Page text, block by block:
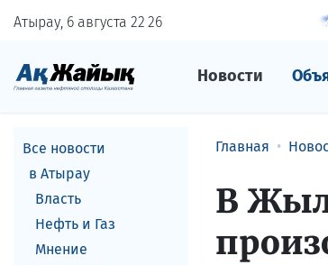
Атырау, 6 августа 22 26
Новости
Все новости
в Атырау
Власть
Нефть и Газ
Мнение
Главная
В